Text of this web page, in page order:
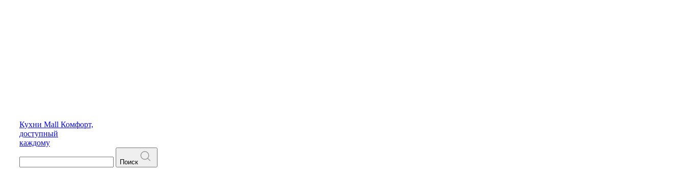
Кухни Mall Комфорт,
доступный
каждому
Поиск